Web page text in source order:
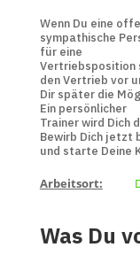
Wenn Du eine
sympathische
für eine
Vertriebsposition
den Vertrieb vor
Dir später die
Ein persönlicher
Trainer wird Dich
Bewirb Dich jetzt
und starte Deine
Arbeitsort:
Was Du